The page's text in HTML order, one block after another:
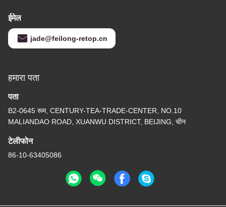
ईमेल
jade@feilong-retop.cn
हमारा पता
पता
B2-0645 रूम, CENTURY-TEA-TRADE-CENTER, NO.10
MALIANDAO ROAD, XUANWU DISTRICT, BEIJING, चीन
टेलीफोन
86-10-63405086